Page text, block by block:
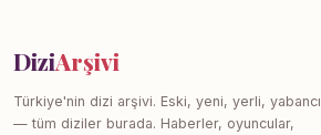
DiziArşivi
Türkiye'nin dizi arşivi. Eski, yeni, yerli, yabancı
— tüm diziler burada. Haberler, oyuncular,